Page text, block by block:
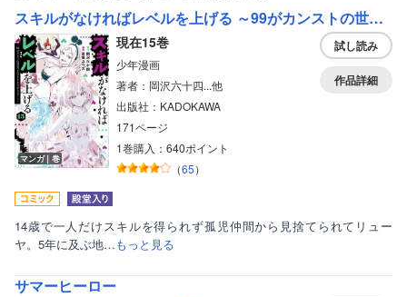
スキルがなければレベルを上げる ～99がカンストの世界でレベル800万からスタート～
マンガ｜巻
現在15巻
少年漫画
著者：岡沢六十四...他
出版社：KADOKAWA
171ページ
1巻購入：640ポイント
（65）
試し読み
作品詳細
14歳で一人だけスキルを得られず孤児仲間から見捨てられてリュー
ヤ。5年に及ぶ地…もっと見る
サマーヒーロー